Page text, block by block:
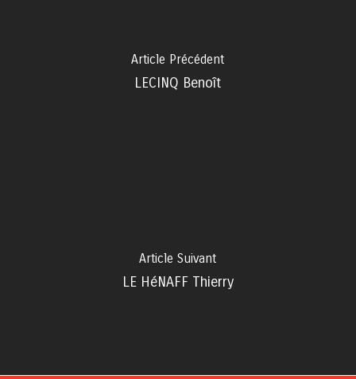
Article Précédent
LECINQ Benoît
Article Suivant
LE HéNAFF Thierry